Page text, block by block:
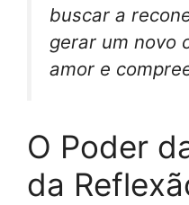
buscar a
gerar um novo
amor e
O Poder
da